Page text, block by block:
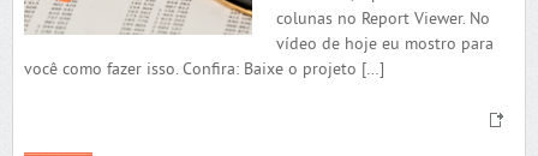
colunas no Report Viewer. No
vídeo de hoje eu mostro para
você como fazer isso. Confira: Baixe o projeto […]